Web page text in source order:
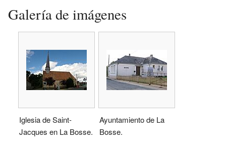
Galería de imágenes
Iglesia de Saint-
Jacques en La Bosse.
Ayuntamiento de La
Bosse.